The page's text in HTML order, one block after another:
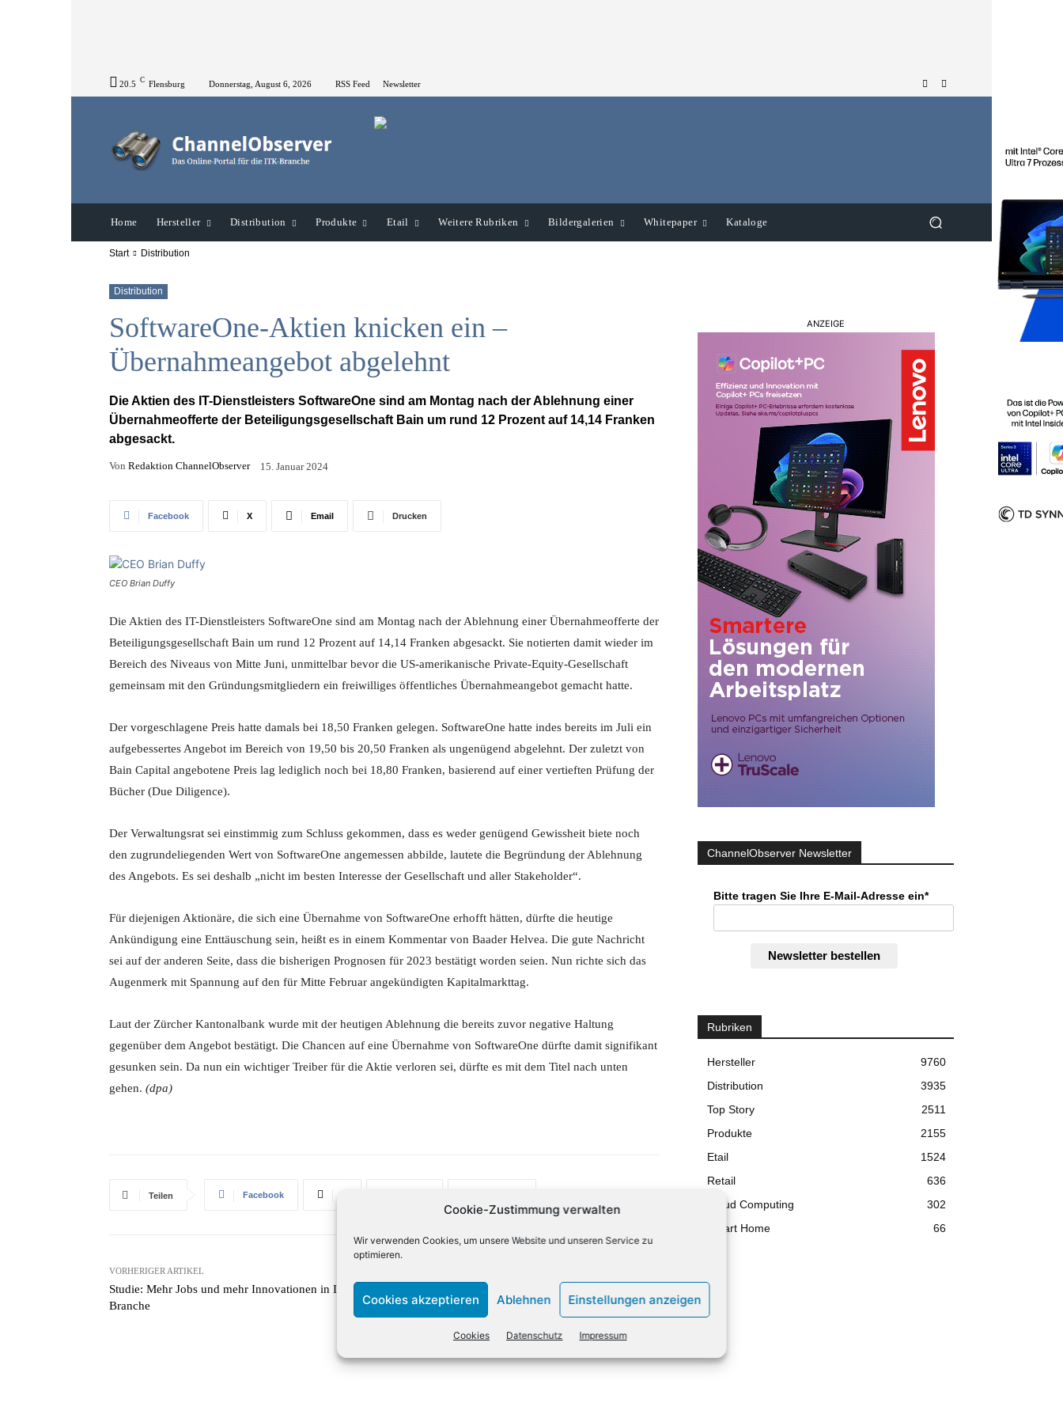
Cookie-Zustimmung verwalten
Wir verwenden Cookies, um unsere Website und unseren Service zu
optimieren.
Cookies akzeptieren Ablehnen Einstellungen anzeigen
Cookies Datenschutz Impressum
20.5 C Flensburg Donnerstag, August 6, 2026 RSS Feed Newsletter
Home Hersteller Distribution Produkte Etail Weitere Rubriken Bildergalerien Whitepaper Kataloge
Start Distribution
Distribution
SoftwareOne-Aktien knicken ein –
Übernahmeangebot abgelehnt
Die Aktien des IT-Dienstleisters SoftwareOne sind am Montag nach der Ablehnung einer
Übernahmeofferte der Beteiligungsgesellschaft Bain um rund 12 Prozent auf 14,14 Franken
abgesackt.
Von Redaktion ChannelObserver 15. Januar 2024
Facebook X Email Drucken
CEO Brian Duffy
Die Aktien des IT-Dienstleisters SoftwareOne sind am Montag nach der Ablehnung einer Übernahmeofferte der
Beteiligungsgesellschaft Bain um rund 12 Prozent auf 14,14 Franken abgesackt. Sie notierten damit wieder im
Bereich des Niveaus von Mitte Juni, unmittelbar bevor die US-amerikanische Private-Equity-Gesellschaft
gemeinsam mit den Gründungsmitgliedern ein freiwilliges öffentliches Übernahmeangebot gemacht hatte.
Der vorgeschlagene Preis hatte damals bei 18,50 Franken gelegen. SoftwareOne hatte indes bereits im Juli ein
aufgebessertes Angebot im Bereich von 19,50 bis 20,50 Franken als ungenügend abgelehnt. Der zuletzt von
Bain Capital angebotene Preis lag lediglich noch bei 18,80 Franken, basierend auf einer vertieften Prüfung der
Bücher (Due Diligence).
Der Verwaltungsrat sei einstimmig zum Schluss gekommen, dass es weder genügend Gewissheit biete noch
den zugrundeliegenden Wert von SoftwareOne angemessen abbilde, lautete die Begründung der Ablehnung
des Angebots. Es sei deshalb „nicht im besten Interesse der Gesellschaft und aller Stakeholder“.
Für diejenigen Aktionäre, die sich eine Übernahme von SoftwareOne erhofft hätten, dürfte die heutige
Ankündigung eine Enttäuschung sein, heißt es in einem Kommentar von Baader Helvea. Die gute Nachricht
sei auf der anderen Seite, dass die bisherigen Prognosen für 2023 bestätigt worden seien. Nun richte sich das
Augenmerk mit Spannung auf den für Mitte Februar angekündigten Kapitalmarkttag.
Laut der Zürcher Kantonalbank wurde mit der heutigen Ablehnung die bereits zuvor negative Haltung
gegenüber dem Angebot bestätigt. Die Chancen auf eine Übernahme von SoftwareOne dürfte damit signifikant
gesunken sein. Da nun ein wichtiger Treiber für die Aktie verloren sei, dürfte es mit dem Titel nach unten
gehen. (dpa)
Teilen Facebook
VORHERIGER ARTIKEL
Studie: Mehr Jobs und mehr Innovationen in ITK-
Branche
Bitkom: Digitale Arbeitsverträge müssen einfacher
werden
ANZEIGE
ChannelObserver Newsletter
Bitte tragen Sie Ihre E-Mail-Adresse ein*
Newsletter bestellen
Rubriken
Hersteller
9760
Distribution
3935
Top Story
2511
Produkte
2155
Etail
1524
Retail
636
Cloud Computing
302
Smart Home
66